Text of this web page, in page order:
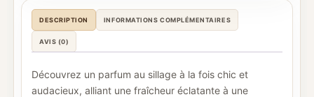
DESCRIPTION INFORMATIONS COMPLÉMENTAIRES
AVIS (0)
Découvrez un parfum au sillage à la fois chic et
audacieux, alliant une fraîcheur éclatante à une